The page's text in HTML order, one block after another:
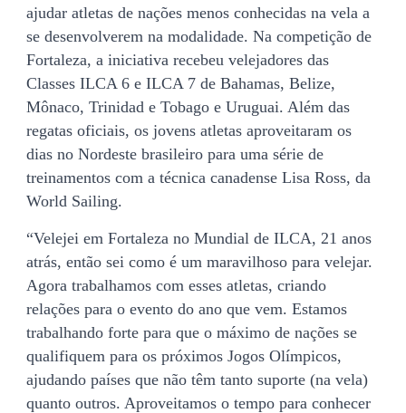
ajudar atletas de nações menos conhecidas na vela a
se desenvolverem na modalidade. Na competição de
Fortaleza, a iniciativa recebeu velejadores das
Classes ILCA 6 e ILCA 7 de Bahamas, Belize,
Mônaco, Trinidad e Tobago e Uruguai. Além das
regatas oficiais, os jovens atletas aproveitaram os
dias no Nordeste brasileiro para uma série de
treinamentos com a técnica canadense Lisa Ross, da
World Sailing.
“Velejei em Fortaleza no Mundial de ILCA, 21 anos
atrás, então sei como é um maravilhoso para velejar.
Agora trabalhamos com esses atletas, criando
relações para o evento do ano que vem. Estamos
trabalhando forte para que o máximo de nações se
qualifiquem para os próximos Jogos Olímpicos,
ajudando países que não têm tanto suporte (na vela)
quanto outros. Aproveitamos o tempo para conhecer